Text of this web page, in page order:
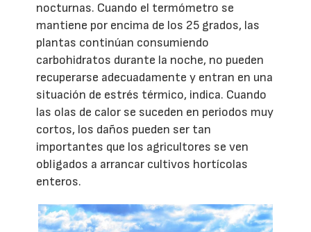
nocturnas. Cuando el termómetro se
mantiene por encima de los 25 grados, las
plantas continúan consumiendo
carbohidratos durante la noche, no pueden
recuperarse adecuadamente y entran en una
situación de estrés térmico, indica. Cuando
las olas de calor se suceden en periodos muy
cortos, los daños pueden ser tan
importantes que los agricultores se ven
obligados a arrancar cultivos hortícolas
enteros.